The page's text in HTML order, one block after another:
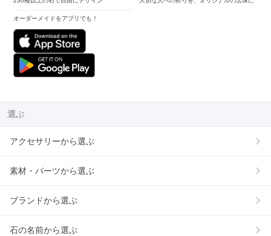
オーダーメイドをアプリでも！
選ぶ
アクセサリーから選ぶ
素材・パーツから選ぶ
ブランドから選ぶ
石の名前から選ぶ